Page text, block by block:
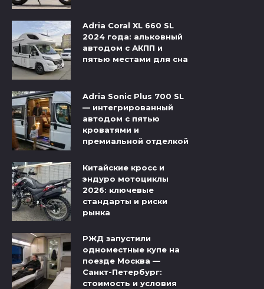
Adria Coral XL 660 SL
2024 года: альковный
автодом с АКПП и
пятью местами для сна
Adria Sonic Plus 700 SL
— интегрированный
автодом с пятью
кроватями и
премиальной отделкой
Китайские кросс и
эндуро мотоциклы
2026: ключевые
стандарты и риски
рынка
РЖД запустили
одноместные купе на
поезде Москва —
Санкт-Петербург:
стоимость и условия